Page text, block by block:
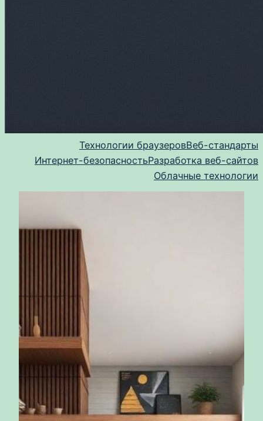
Технологии браузеровВеб-стандарты
Интернет-безопасностьРазработка веб-сайтов
Облачные технологии